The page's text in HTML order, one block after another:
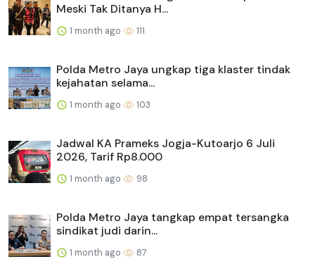
Meski Tak Ditanya H...
1 month ago 111
Polda Metro Jaya ungkap tiga klaster tindak
kejahatan selama...
1 month ago 103
Jadwal KA Prameks Jogja-Kutoarjo 6 Juli
2026, Tarif Rp8.000
1 month ago 98
Polda Metro Jaya tangkap empat tersangka
sindikat judi darin...
1 month ago 87